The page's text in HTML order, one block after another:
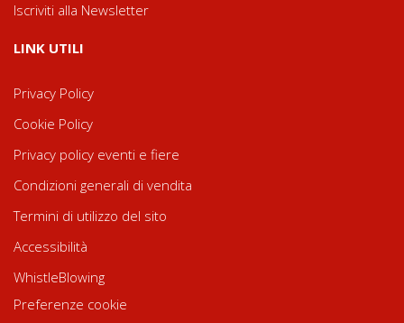
Iscriviti alla Newsletter
LINK UTILI
Privacy Policy
Cookie Policy
Privacy policy eventi e fiere
Condizioni generali di vendita
Termini di utilizzo del sito
Accessibilità
WhistleBlowing
Preferenze cookie